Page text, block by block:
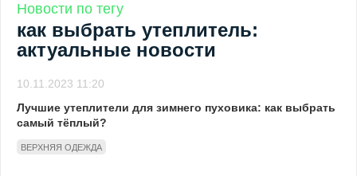
Новости по тегу
как выбрать утеплитель:
актуальные новости
10.11.2023 11:20
Лучшие утеплители для зимнего пуховика: как выбрать
самый тёплый?
ВЕРХНЯЯ ОДЕЖДА